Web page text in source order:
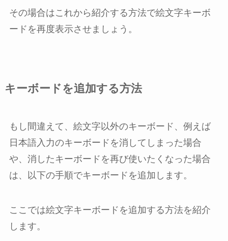
その場合はこれから紹介する方法で絵文字キーボ
ードを再度表示させましょう。
キーボードを追加する方法
もし間違えて、絵文字以外のキーボード、例えば
日本語入力のキーボードを消してしまった場合
や、消したキーボードを再び使いたくなった場合
は、以下の手順でキーボードを追加します。
ここでは絵文字キーボードを追加する方法を紹介
します。